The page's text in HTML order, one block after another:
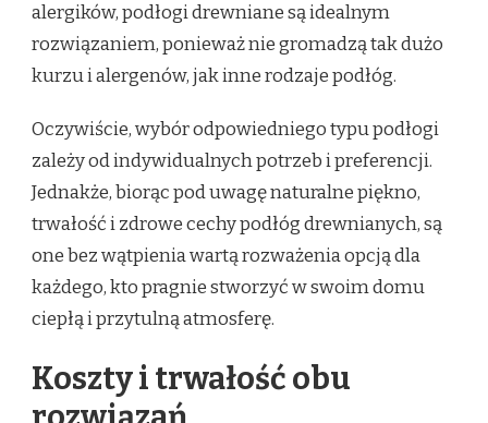
alergików, podłogi drewniane są idealnym
rozwiązaniem, ponieważ nie gromadzą tak dużo
kurzu i alergenów, jak inne rodzaje podłóg.
Oczywiście, wybór odpowiedniego typu podłogi
zależy od indywidualnych potrzeb i preferencji.
Jednakże, biorąc pod uwagę naturalne piękno,
trwałość i zdrowe cechy podłóg drewnianych, są
one bez wątpienia wartą rozważenia opcją dla
każdego, kto pragnie stworzyć w swoim domu
ciepłą i przytulną atmosferę.
Koszty i trwałość obu